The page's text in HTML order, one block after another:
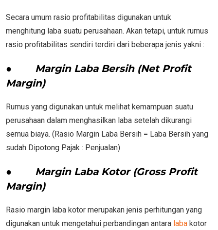
Secara umum rasio profitabilitas digunakan untuk
menghitung laba suatu perusahaan. Akan tetapi, untuk rumus
rasio profitabilitas sendiri terdiri dari beberapa jenis yakni :
●
Margin Laba Bersih (Net Profit
Margin)
Rumus yang digunakan untuk melihat kemampuan suatu
perusahaan dalam menghasilkan laba setelah dikurangi
semua biaya. (Rasio Margin Laba Bersih = Laba Bersih yang
sudah Dipotong Pajak : Penjualan)
●
Margin Laba Kotor (Gross Profit
Margin)
Rasio margin laba kotor merupakan jenis perhitungan yang
digunakan untuk mengetahui perbandingan antara laba kotor